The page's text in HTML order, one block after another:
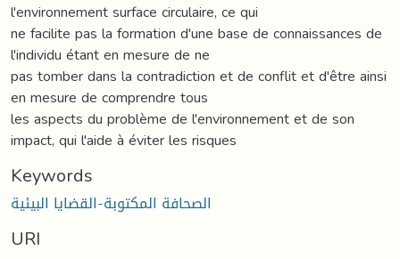
l'environnement surface circulaire, ce qui
ne facilite pas la formation d'une base de connaissances de
l'individu étant en mesure de ne
pas tomber dans la contradiction et de conflit et d'être ainsi
en mesure de comprendre tous
les aspects du problème de l'environnement et de son
impact, qui l'aide à éviter les risques
Keywords
الصحافة المكتوبة-القضايا البيئية
URI